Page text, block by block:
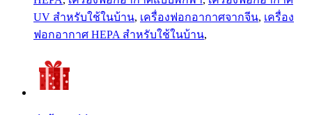
UV สำหรับใช้ในบ้าน, เครื่องฟอกอากาศจากจีน, เครื่อง
ฟอกอากาศ HEPA สำหรับใช้ในบ้าน,